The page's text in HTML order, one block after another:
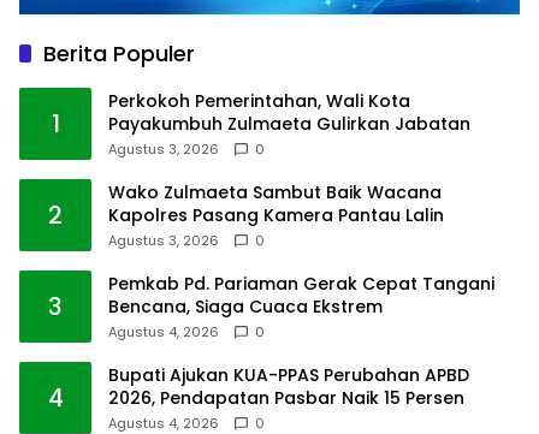
Berita Populer
1
Perkokoh Pemerintahan, Wali Kota
Payakumbuh Zulmaeta Gulirkan Jabatan
Agustus 3, 2026 0
2
Wako Zulmaeta Sambut Baik Wacana
Kapolres Pasang Kamera Pantau Lalin
Agustus 3, 2026 0
3
Pemkab Pd. Pariaman Gerak Cepat Tangani
Bencana, Siaga Cuaca Ekstrem
Agustus 4, 2026 0
4
Bupati Ajukan KUA-PPAS Perubahan APBD
2026, Pendapatan Pasbar Naik 15 Persen
Agustus 4, 2026 0